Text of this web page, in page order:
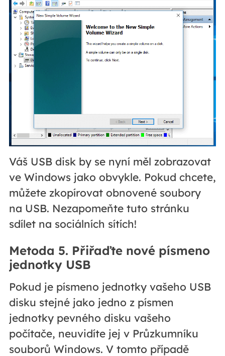
Váš USB disk by se nyní měl zobrazovat
ve Windows jako obvykle. Pokud chcete,
můžete zkopírovat obnovené soubory
na USB. Nezapomeňte tuto stránku
sdílet na sociálních sítích!
Metoda 5. Přiřaďte nové písmeno
jednotky USB
Pokud je písmeno jednotky vašeho USB
disku stejné jako jedno z písmen
jednotky pevného disku vašeho
počítače, neuvidíte jej v Průzkumníku
souborů Windows. V tomto případě